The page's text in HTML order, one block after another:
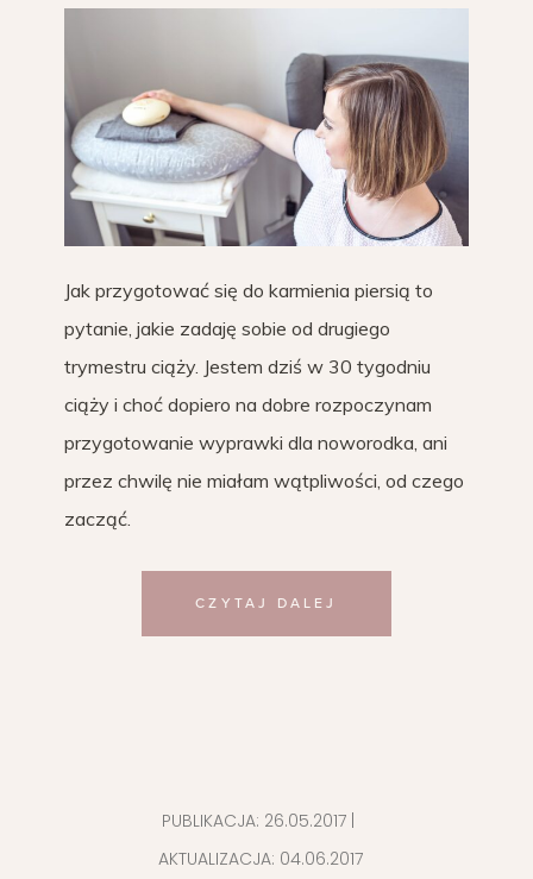
Jak przygotować się do karmienia piersią to
pytanie, jakie zadaję sobie od drugiego
trymestru ciąży. Jestem dziś w 30 tygodniu
ciąży i choć dopiero na dobre rozpoczynam
przygotowanie wyprawki dla noworodka, ani
przez chwilę nie miałam wątpliwości, od czego
zacząć.
CZYTAJ DALEJ
PUBLIKACJA: 26.05.2017|
AKTUALIZACJA: 04.06.2017